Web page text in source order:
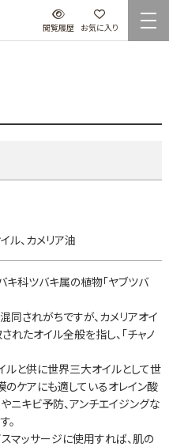
閲覧履歴 お気に入り
ル、カメリア油
キ科ツバキ属の植物「ヤブツバ
同されがちですが、カメリアオイ
たオイル全般を指し、「チャノ
ルと供に世界三大オイルとして世
ケアにも適しているオレイン酸
ニキビ予防、アンチエイジングな
。
マッサージに使用すれば、肌の